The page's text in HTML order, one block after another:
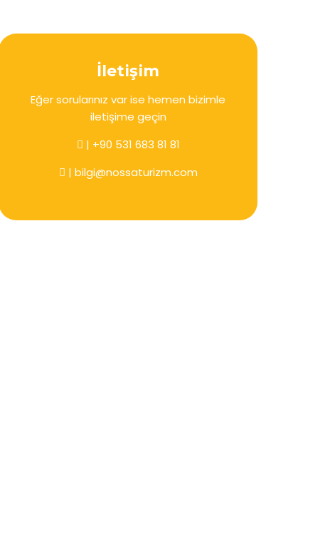
İletişim
Eğer sorularınız var ise hemen bizimle
iletişime geçin
| +90 531 683 81 81
| bilgi@nossaturizm.com